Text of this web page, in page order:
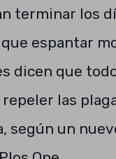
terminar los
espantar
dicen que
las
según un